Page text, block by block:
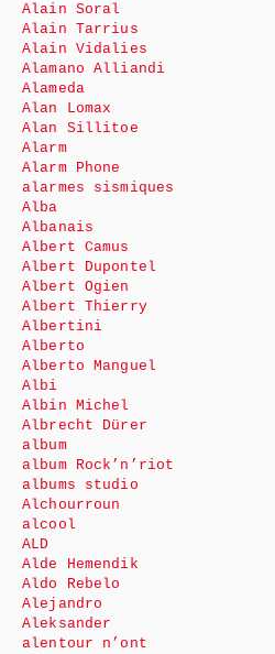
Alain Soral
Alain Tarrius
Alain Vidalies
Alamano Alliandi
Alameda
Alan Lomax
Alan Sillitoe
Alarm
Alarm Phone
alarmes sismiques
Alba
Albanais
Albert Camus
Albert Dupontel
Albert Ogien
Albert Thierry
Albertini
Alberto
Alberto Manguel
Albi
Albin Michel
Albrecht Dürer
album
album Rock’n’riot
albums studio
Alchourroun
alcool
ALD
Alde Hemendik
Aldo Rebelo
Alejandro
Aleksander
alentour n’ont